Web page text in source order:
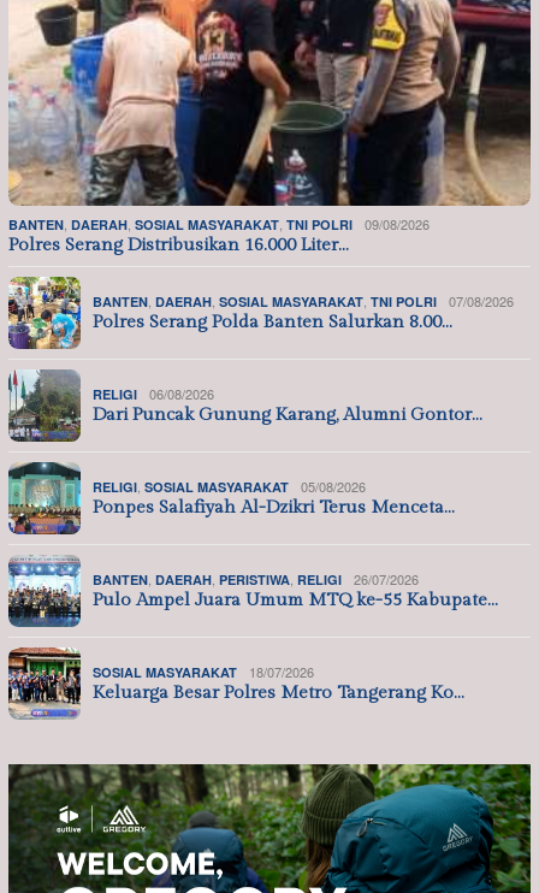
BANTEN DAERAH SOSIAL MASYARAKAT TNI POLRI 09/08/2026
Polres Serang Distribusikan 16.000 Liter…
BANTEN DAERAH SOSIAL MASYARAKAT TNI POLRI 07/08/2026
Polres Serang Polda Banten Salurkan 8.00…
RELIGI 06/08/2026
Dari Puncak Gunung Karang, Alumni Gontor…
RELIGI SOSIAL MASYARAKAT 05/08/2026
Ponpes Salafiyah Al-Dzikri Terus Menceta…
BANTEN DAERAH PERISTIWA RELIGI 26/07/2026
Pulo Ampel Juara Umum MTQ ke-55 Kabupate…
SOSIAL MASYARAKAT 18/07/2026
Keluarga Besar Polres Metro Tangerang Ko…